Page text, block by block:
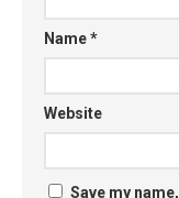
Name*
Website
Save my